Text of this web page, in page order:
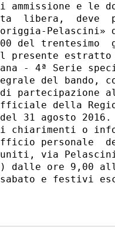
ammissione e le
libera,  deve
del trentesimo
presente
- 4ª Serie
del bando,
partecipazione
della
31 agosto 2016.
chiarimenti o
personale
uniti, via
dalle ore 9,00
e festivi